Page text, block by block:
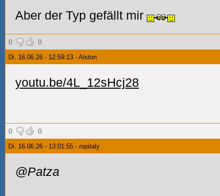
Aber der Typ gefällt mir
0 0
Di. 16.06.26 - 12:59:13 - Alston
youtu.be/4L_12sHcj28
0 0
Di. 16.06.26 - 13:01:55 - ropitaly
@Patza